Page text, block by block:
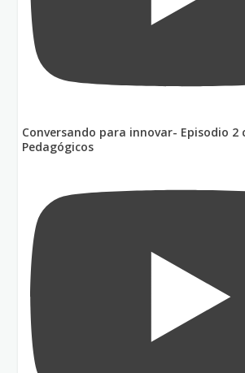
Conversando para innovar- Episodio 2
Pedagógicos